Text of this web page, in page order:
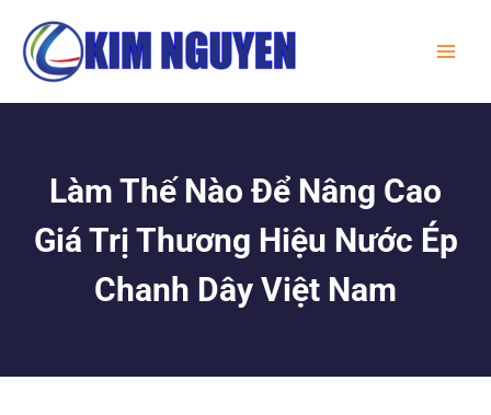
content
Làm Thế Nào Để Nâng Cao
Giá Trị Thương Hiệu Nước Ép
Chanh Dây Việt Nam